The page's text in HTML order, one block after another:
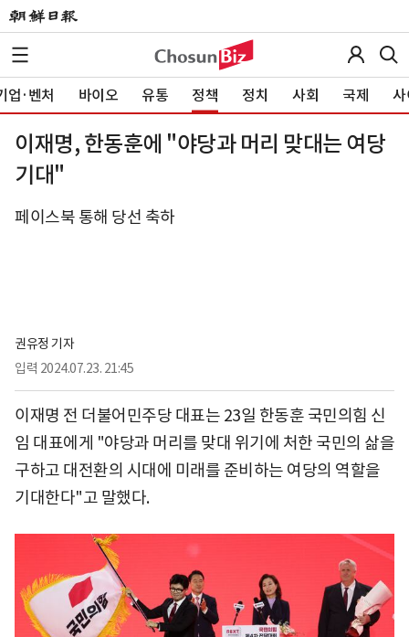
업·벤처 바이오 유통 정책 정치 사회 국제 사
이재명, 한동훈에 "야당과 머리 맞대는 여당
기대"
페이스북 통해 당선 축하
권유정 기자
입력 2024.07.23. 21:45
이재명 전 더불어민주당 대표는 23일 한동훈 국민의힘 신
임 대표에게 "야당과 머리를 맞대 위기에 처한 국민의 삶을
구하고 대전환의 시대에 미래를 준비하는 여당의 역할을
기대한다"고 말했다.